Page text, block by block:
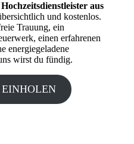
aus
und kostenlos.
Trauung, ein
einen erfahrenen
energiegeladene
wirst du fündig.